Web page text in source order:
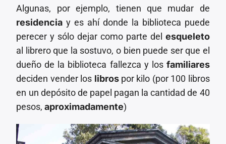
Algunas, por ejemplo, tienen que mudar de
residencia y es ahí donde la biblioteca puede
perecer y sólo dejar como parte del esqueleto
al librero que la sostuvo, o bien puede ser que el
dueño de la biblioteca fallezca y los familiares
deciden vender los librospor kilo (por 100 libros
en un depósito de papel pagan la cantidad de 40
pesos,aproximadamente)